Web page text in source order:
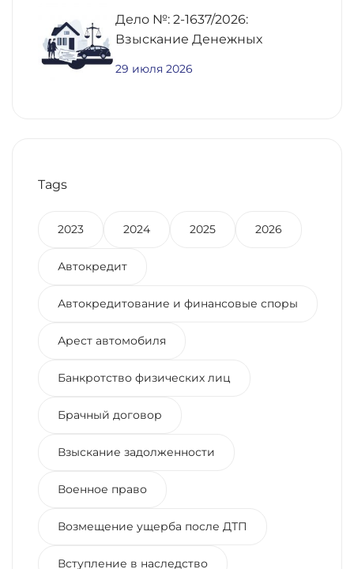
Дело №: 2-1637/2026:
Взыскание Денежных
29 июля 2026
Tags
2023 2024 2025 2026
Автокредит
Автокредитование и финансовые споры
Арест автомобиля
Банкротство физических лиц
Брачный договор
Взыскание задолженности
Военное право
Возмещение ущерба после ДТП
Вступление в наследство